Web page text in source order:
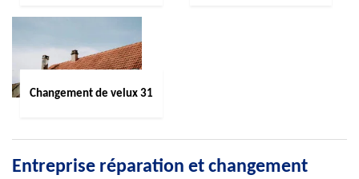
Changement de velux 31
Entreprise réparation et changement